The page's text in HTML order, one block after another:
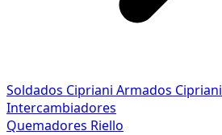
Soldados Cipriani Armados Cipriani
Intercambiadores
Quemadores Riello